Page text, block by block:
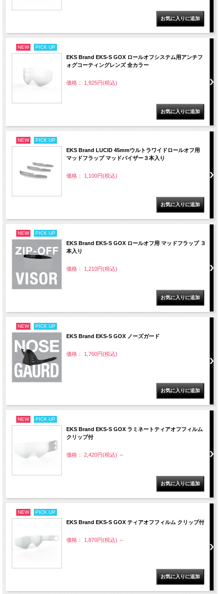
NEW PICK UP
EKS Brand EKS-S GOX ロールオフシステム用アンチフ
ォグコーティングレンズ 全カラー
価格： 1,925円(税込)
NEW PICK UP
EKS Brand LUCID 45mmウルトラワイドロールオフ用
マッドフラップ マッドバイザー３本入り
価格： 1,100円(税込)
NEW PICK UP
EKS Brand EKS-S GOX ロールオフ用 マッドフラップ ３
本入り
価格： 1,210円(税込)
NEW PICK UP
EKS Brand EKS-S GOX ノーズガード
価格： 1,760円(税込)
NEW PICK UP
EKS Brand EKS-S GOX ラミネートティアオフフィルム
クリップ付
価格： 2,420円(税込) ～
NEW PICK UP
EKS Brand EKS-S GOX ティアオフフィルム クリップ付
価格： 1,870円(税込) ～